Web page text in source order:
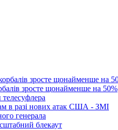
зросте щонайменше на 50%
в разі нових атак США - ЗМІ
генерала
блекаут